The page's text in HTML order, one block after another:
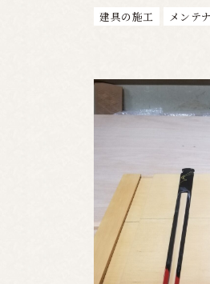
建具の施工 メンテ